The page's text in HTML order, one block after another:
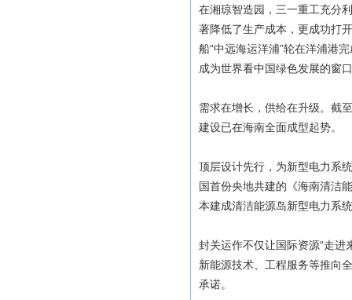
在湘琼智造园，三一重工充分
著降低了生产成本，更成功打
船“中远海运洋浦”轮在洋浦港
成为世界看中国绿色发展的窗
需求在增长，供给在升级。截
建设已在海南全面成型起势。
顶层设计先行，为新型电力系
国首份央地共建的《海南清洁
本建成清洁能源岛新型电力系
封关运作不仅让国际资源“走进
新能源技术、工程服务等推向
承诺。